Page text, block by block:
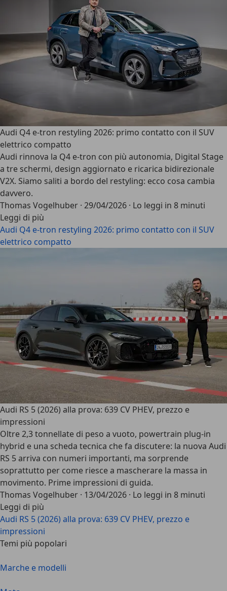
Audi Q4 e-tron restyling 2026: primo contatto con il SUV
elettrico compatto
Audi rinnova la Q4 e-tron con più autonomia, Digital Stage
a tre schermi, design aggiornato e ricarica bidirezionale
V2X. Siamo saliti a bordo del restyling: ecco cosa cambia
davvero.
Thomas Vogelhuber · 29/04/2026 · Lo leggi in 8 minuti
Leggi di più
Audi Q4 e-tron restyling 2026: primo contatto con il SUV
elettrico compatto
Audi RS 5 (2026) alla prova: 639 CV PHEV, prezzo e
impressioni
Oltre 2,3 tonnellate di peso a vuoto, powertrain plug-in
hybrid e una scheda tecnica che fa discutere: la nuova Audi
RS 5 arriva con numeri importanti, ma sorprende
soprattutto per come riesce a mascherare la massa in
movimento. Prime impressioni di guida.
Thomas Vogelhuber · 13/04/2026 · Lo leggi in 8 minuti
Leggi di più
Audi RS 5 (2026) alla prova: 639 CV PHEV, prezzo e
impressioni
Temi più popolari
Marche e modelli